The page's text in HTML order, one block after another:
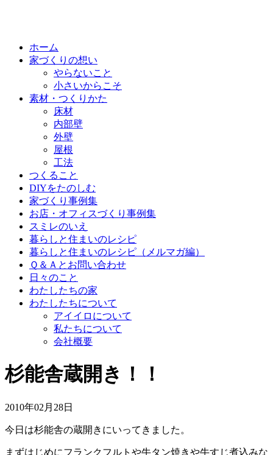
ホーム
家づくりの想い
やらないこと
小さいからこそ
素材・つくりかた
床材
内部壁
外壁
屋根
工法
つくること
DIYをたのしむ
家づくり事例集
お店・オフィスづくり事例集
スミレのいえ
暮らしと住まいのレシピ
暮らしと住まいのレシピ（メルマガ編）
Ｑ＆Ａとお問い合わせ
日々のこと
わたしたちの家
わたしたちについて
アイイロについて
私たちについて
会社概要
杉能舎蔵開き！！
2010年02月28日
今日は杉能舎の蔵開きにいってきました。
まずはじめにフランクフルトや牛タン焼きや牛すじ煮込みな